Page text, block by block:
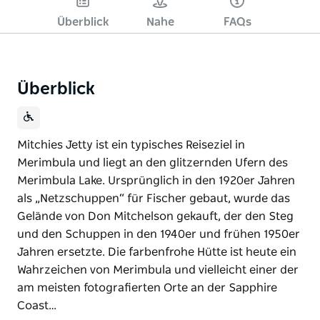
Überblick Nahe FAQs
Überblick
Mitchies Jetty ist ein typisches Reiseziel in
Merimbula und liegt an den glitzernden Ufern des
Merimbula Lake. Ursprünglich in den 1920er Jahren
als „Netzschuppen“ für Fischer gebaut, wurde das
Gelände von Don Mitchelson gekauft, der den Steg
und den Schuppen in den 1940er und frühen 1950er
Jahren ersetzte. Die farbenfrohe Hütte ist heute ein
Wahrzeichen von Merimbula und vielleicht einer der
am meisten fotografierten Orte an der Sapphire
Coast…